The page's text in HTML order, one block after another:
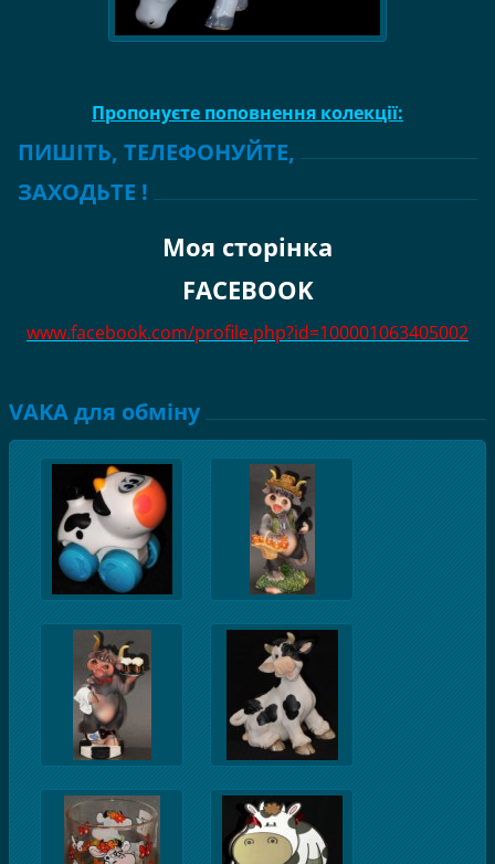
Пропонуєте поповнення колекції:
ПИШІТЬ, ТЕЛЕФОНУЙТЕ,
ЗАХОДЬТЕ !
Моя сторінка
FACEBOOK
www.facebook.com/profile.php?id=100001063405002
VAKA для обміну